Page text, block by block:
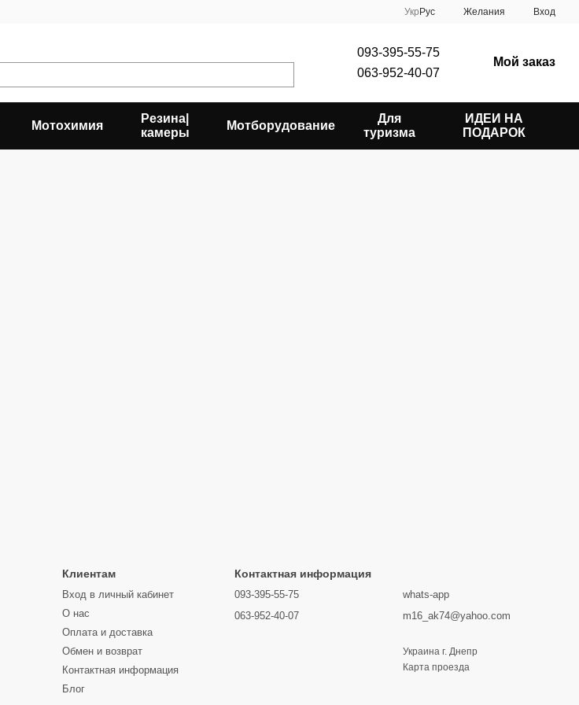
Укр Рус Желания Вход
093-395-55-75
063-952-40-07
Мой заказ
Мотохимия
Резина|
камеры
Мотборудование
Для
туризма
ИДЕИ НА
ПОДАРОК
Клиентам
Вход в личный кабинет
О нас
Оплата и доставка
Обмен и возврат
Контактная информация
Блог
Контактная информация
093-395-55-75
063-952-40-07
whats-app
m16_ak74@yahoo.com
Украина г. Днепр
Карта проезда